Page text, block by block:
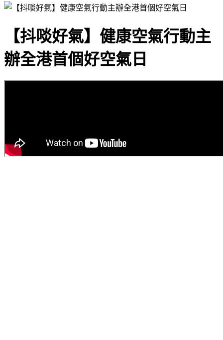
【抖啖好氣】健康空氣行動主
辦全港首個好空氣日